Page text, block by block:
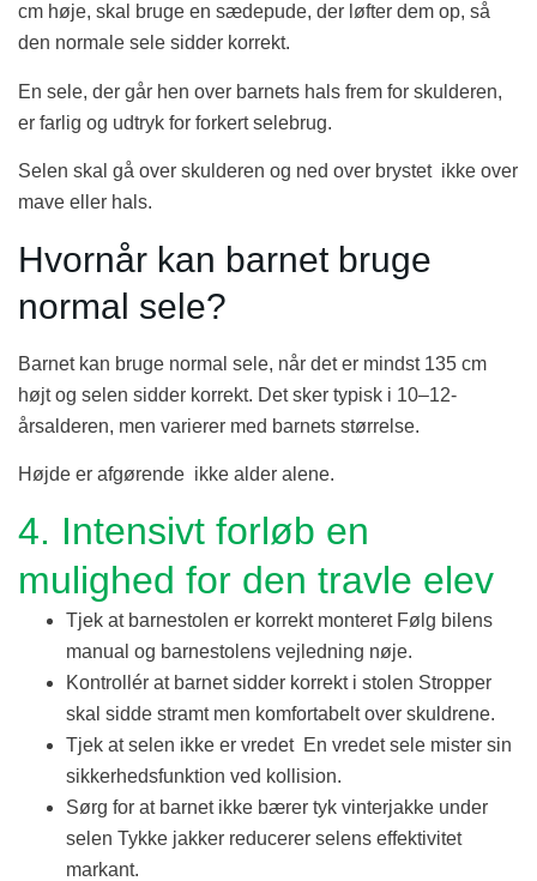
cm høje, skal bruge en sædepude, der løfter dem op, så
den normale sele sidder korrekt.
En sele, der går hen over barnets hals frem for skulderen,
er farlig og udtryk for forkert selebrug.
Selen skal gå over skulderen og ned over brystet ikke over
mave eller hals.
Hvornår kan barnet bruge
normal sele?
Barnet kan bruge normal sele, når det er mindst 135 cm
højt og selen sidder korrekt. Det sker typisk i 10–12-
årsalderen, men varierer med barnets størrelse.
Højde er afgørende ikke alder alene.
4. Intensivt forløb en
mulighed for den travle elev
Tjek at barnestolen er korrekt monteret Følg bilens
manual og barnestolens vejledning nøje.
Kontrollér at barnet sidder korrekt i stolen Stropper
skal sidde stramt men komfortabelt over skuldrene.
Tjek at selen ikke er vredet En vredet sele mister sin
sikkerhedsfunktion ved kollision.
Sørg for at barnet ikke bærer tyk vinterjakke under
selen Tykke jakker reducerer selens effektivitet
markant.